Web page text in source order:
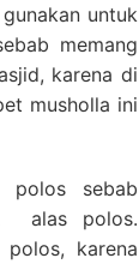
untuk
memang
karena di
musholla ini
polos sebab
alas polos.
karena